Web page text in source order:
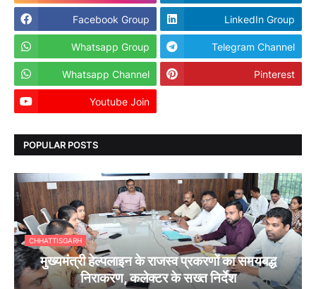
Facebook Group LinkedIn Group
Whatsapp Group Telegram Channel
Whatsapp Channel Pinterest
Youtube Join
POPULAR POSTS
CHHATTISGARH
मुख्यमंत्री हेल्पलाइन के राजस्व प्रकरणों का समयबद्ध
निराकरण, कलेक्टर के सख्त निर्देश